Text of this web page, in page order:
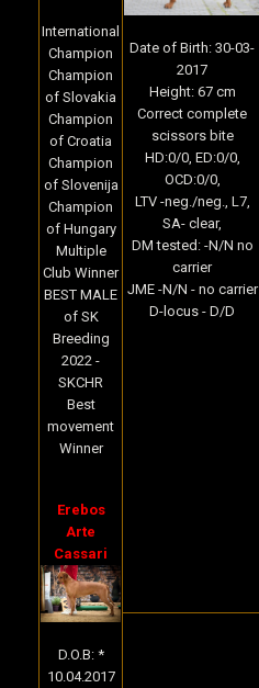
International
Champion
Champion
of Slovakia
Champion
of Croatia
Champion
of Slovenija
Champion
of Hungary
Multiple
Club Winner
BEST MALE
of SK
Breeding
2022 -
SKCHR
Best
movement
Winner
Erebos
Arte
Cassari
D.O.B: *
10.04.2017
Date of Birth: 30-03-
2017
Height: 67 cm
Correct complete
scissors bite
HD:0/0, ED:0/0,
OCD:0/0,
LTV -neg./neg., L7,
SA- clear,
DM tested: -N/N no
carrier
JME -N/N - no carrier
D-locus - D/D